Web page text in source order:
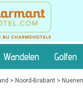
Wandelen Golfen
> Noord-Brabant > Nuenen